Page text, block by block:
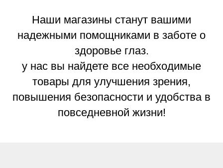
Наши магазины станут вашими
надежными помощниками в заботе о
здоровье глаз.
у нас вы найдете все необходимые
товары для улучшения зрения,
повышения безопасности и удобства в
повседневной жизни!